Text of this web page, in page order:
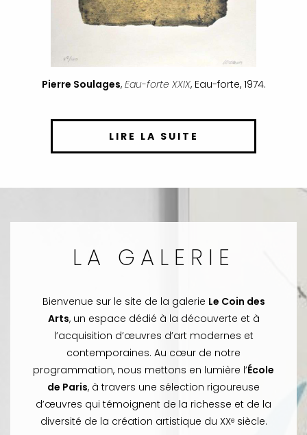
Pierre Soulages, Eau-forte XXIX, Eau-forte, 1974.
LIRE LA SUITE
LA GALERIE
Bienvenue sur le site de la galerie Le Coin des
Arts, un espace dédié à la découverte et à
l’acquisition d’œuvres d’art modernes et
contemporaines. Au cœur de notre
programmation, nous mettons en lumière l’École
de Paris, à travers une sélection rigoureuse
d’œuvres qui témoignent de la richesse et de la
diversité de la création artistique du XXᵉ siècle.